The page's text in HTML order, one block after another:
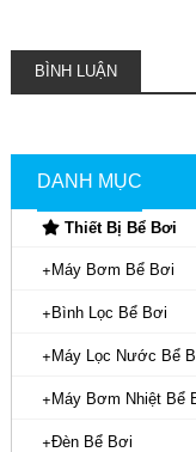
BÌNH LUẬN
DANH MỤC
Thiết Bị Bể Bơi
Máy Bơm Bể Bơi
Bình Lọc Bể Bơi
Máy Lọc Nước Bể
Máy Bơm Nhiệt Bể
Đèn Bể Bơi